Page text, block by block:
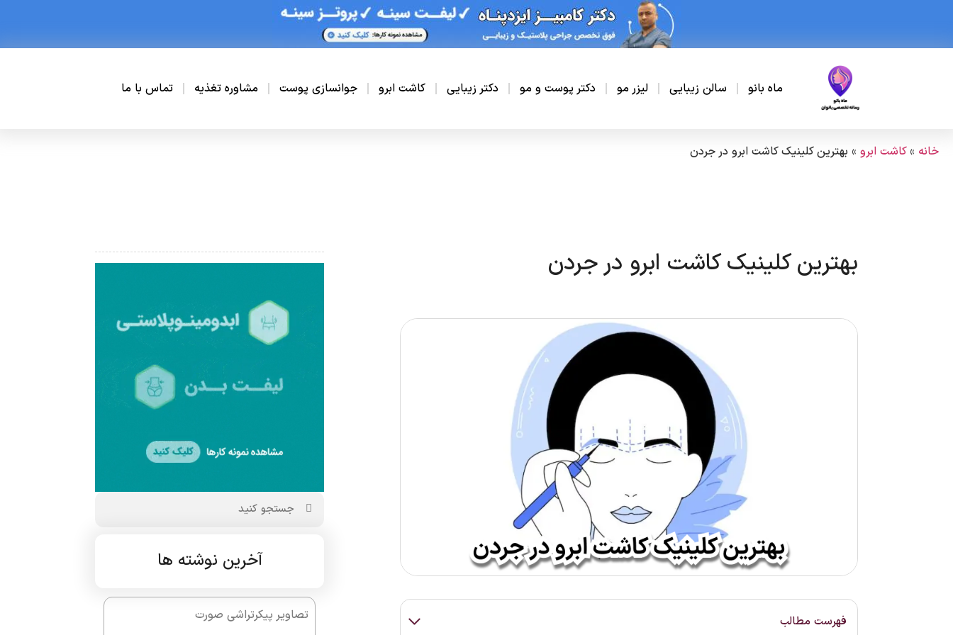
ماه بانو سالن زیبایی لیزر مو دکتر پوست و مو دکتر زیبایی کاشت ابرو جوانسازی پوست مشاوره تغذیه تماس با ما
خانه » کاشت ابرو » بهترین کلینیک کاشت ابرو در جردن
بهترین کلینیک کاشت ابرو در جردن
فهرست مطالب
آخرین نوشته ها
تصاویر پیکرتراشی صورت